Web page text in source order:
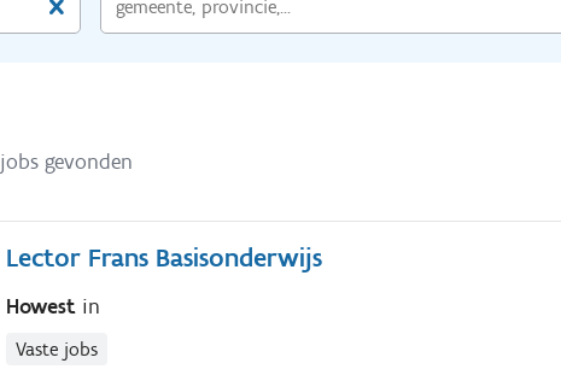
jobs gevonden
Lector Frans Basisonderwijs
Howest in
Vaste jobs